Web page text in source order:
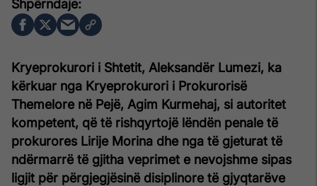
Kryeprokurori i Shtetit, Aleksandër Lumezi, ka
kërkuar nga Kryeprokurori i Prokurorisë
Themelore në Pejë, Agim Kurmehaj, si autoritet
kompetent, që të rishqyrtojë lëndën penale të
prokurores Lirije Morina dhe nga të gjeturat të
ndërmarrë të gjitha veprimet e nevojshme sipas
ligjit për përgjegjësinë disiplinore të gjyqtarëve